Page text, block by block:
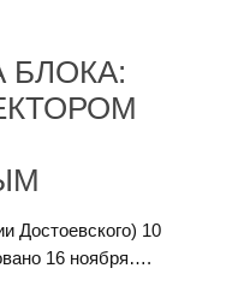
БЛОКА:
Достоевского) 10
16 ноября….